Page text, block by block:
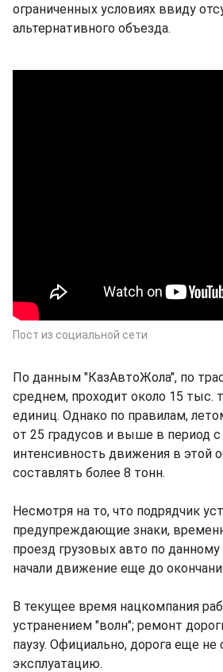
ограниченных условиях ввиду
альтернативного объезда.
Пост из социальной сети
По данным "КазАвтоЖола", по
среднем, проходит около 15 тыс.
единиц. Однако по правилам,
от 25 градусов и выше в период с
интенсивность движения в этой
составлять более 8 тонн.
Несмотря на то, что подрядчик
предупреждающие знаки,
проезд грузовых авто по
начали движение еще до
В текущее время нацкомпания
устранением "волн"; ремонт
паузу. Официально, дорога еще не
эксплуатацию.